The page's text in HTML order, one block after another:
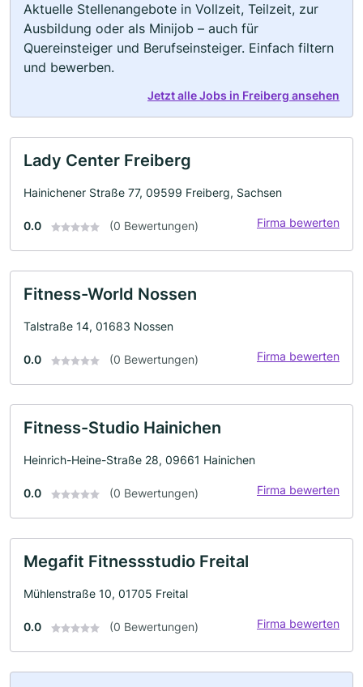
Aktuelle Stellenangebote in Vollzeit, Teilzeit, zur
Ausbildung oder als Minijob – auch für
Quereinsteiger und Berufseinsteiger. Einfach filtern
und bewerben.
Jetzt alle Jobs in Freiberg ansehen
Lady Center Freiberg
Hainichener Straße 77, 09599 Freiberg, Sachsen
0.0 (0 Bewertungen) Firma bewerten
Fitness-World Nossen
Talstraße 14, 01683 Nossen
0.0 (0 Bewertungen) Firma bewerten
Fitness-Studio Hainichen
Heinrich-Heine-Straße 28, 09661 Hainichen
0.0 (0 Bewertungen) Firma bewerten
Megafit Fitnessstudio Freital
Mühlenstraße 10, 01705 Freital
0.0 (0 Bewertungen) Firma bewerten